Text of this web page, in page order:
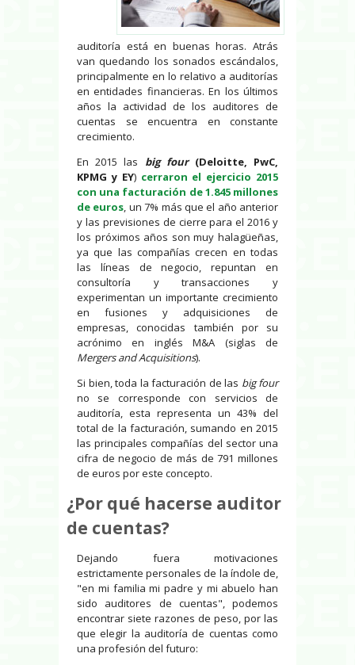
auditoría está en buenas horas. Atrás
van quedando los sonados escándalos,
principalmente en lo relativo a auditorías
en entidades financieras. En los últimos
años la actividad de los auditores de
cuentas se encuentra en constante
crecimiento.
En 2015 las big four(Deloitte, PwC,
KPMG y EY) cerraron el ejercicio 2015
con una facturación de 1.845 millones
de euros, un 7% más que el año anterior
y las previsiones de cierre para el 2016 y
los próximos años son muy halagüeñas,
ya que las compañías crecen en todas
las líneas de negocio, repuntan en
consultoría y transacciones y
experimentan un importante crecimiento
en fusiones y adquisiciones de
empresas, conocidas también por su
acrónimo en inglés M&A (siglas de
Mergers and Acquisitions).
Si bien, toda la facturación de las big four
no se corresponde con servicios de
auditoría, esta representa un 43% del
total de la facturación, sumando en 2015
las principales compañías del sector una
cifra de negocio de más de 791 millones
de euros por este concepto.
¿Por qué hacerse auditor
de cuentas?
Dejando fuera motivaciones
estrictamente personales de la índole de,
"en mi familia mi padre y mi abuelo han
sido auditores de cuentas", podemos
encontrar siete razones de peso, por las
que elegir la auditoría de cuentas como
una profesión del futuro: